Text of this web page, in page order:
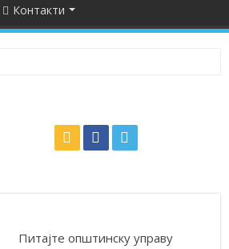
Контакти
Питајте општинску управу